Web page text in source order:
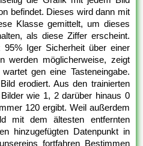
befindet. Dieses wird dann mit
Klasse gemittelt, um dieses
als diese Ziffer erscheint.
Iger Sicherheit über einer
werden möglicherweise, zeigt
gen eine Tasteneingabe.
erodiert. Aus den trainierten
wie 1, 2 darüber hinaus 0
120 ergibt. Weil außerdem
mit dem ältesten entfernten
hinzugefügten Datenpunkt in
fortfahren Bestimmen